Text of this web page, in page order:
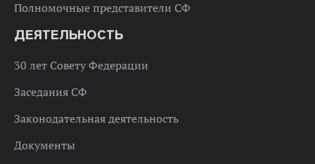
Полномочные представители СФ
ДЕЯТЕЛЬНОСТЬ
30 лет Совету Федерации
Заседания СФ
Законодательная деятельность
Документы